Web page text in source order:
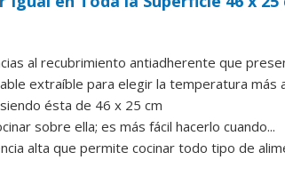
al recubrimiento antiadherente que
extraíble para elegir la temperatura más
ésta de 46 x 25 cm
sobre ella; es más fácil hacerlo cuando...
alta que permite cocinar todo tipo de